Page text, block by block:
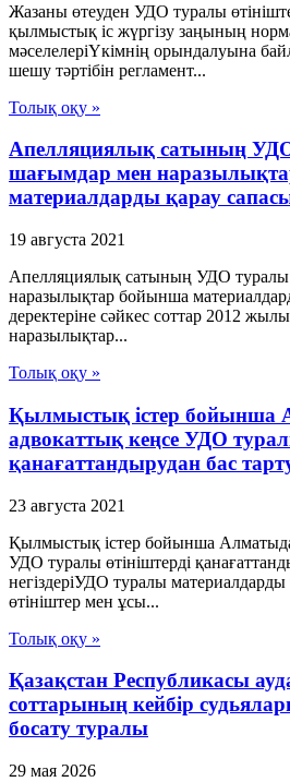
Жазаны өтеуден УДО туралы
қылмыстық іс жүргізу заңының
мәселелеріҮкімнің орындалуына
шешу тәртібін регламент...
Толық оқу »
Апелляциялық сатының
шағымдар мен
материалдарды қарау
19 августа 2021
Апелляциялық сатының УДО
наразылықтар бойынша
деректеріне сәйкес соттар 2012
наразылықтар...
Толық оқу »
Қылмыстық істер бойынша
адвокаттық кеңсе УДО
қанағаттандырудан бас тарту
23 августа 2021
Қылмыстық істер бойынша
УДО туралы өтініштерді
негіздеріУДО туралы материалдарды
өтініштер мен ұсы...
Толық оқу »
Қазақстан Республикасы
соттарының кейбiр
босату туралы
29 мая 2026